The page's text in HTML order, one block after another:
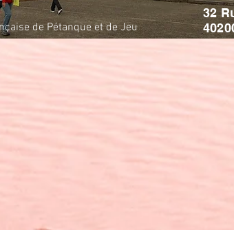
de Pétanque et de Jeu
32